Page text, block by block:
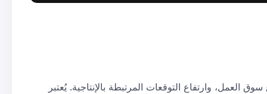
العمل، وارتفاع التوقعات المرتبطة بالإنتاجية. يُعتبر